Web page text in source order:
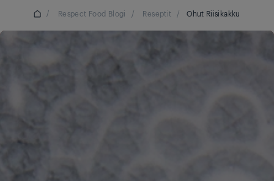
/ Respect Food Blogi / Reseptit / Ohut Riisikakku